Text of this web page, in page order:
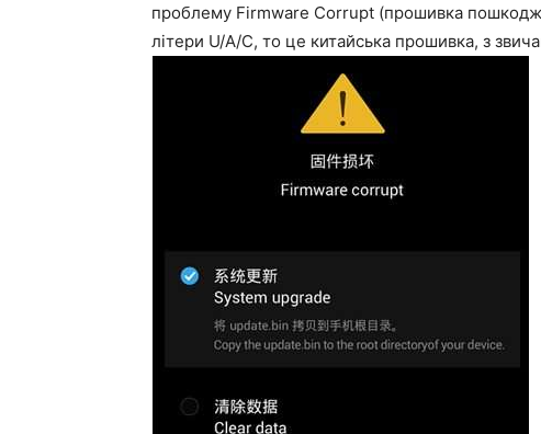
проблему Firmware Corrupt (прошивка
літери U/A/C, то це китайська прошивка, з